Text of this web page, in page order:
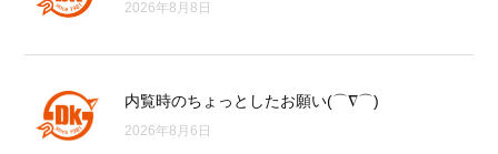
2026年8月8日
内覧時のちょっとしたお願い(⌒∇⌒)
2026年8月6日